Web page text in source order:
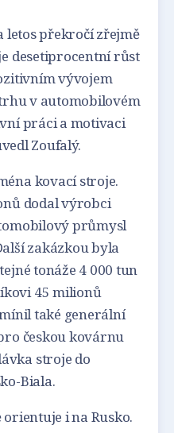
letos překročí zřejmě
desetiprocentní růst
vývojem
v automobilovém
práci a motivaci
Zoufalý.
kovací stroje.
dodal výrobci
průmysl
zakázkou byla
tonáže 4 000 tun
45 milionů
také generální
českou kovárnu
stroje do
Biala.
i na Rusko.